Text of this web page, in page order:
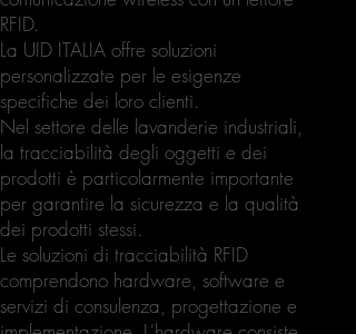
RFID.
La UID ITALIA offre soluzioni
personalizzate per le esigenze
specifiche dei loro clienti.
Nel settore delle lavanderie industriali,
la tracciabilità degli oggetti e dei
prodotti è particolarmente importante
per garantire la sicurezza e la qualità
dei prodotti stessi.
Le soluzioni di tracciabilità RFID
comprendono hardware, software e
servizi di consulenza, progettazione e